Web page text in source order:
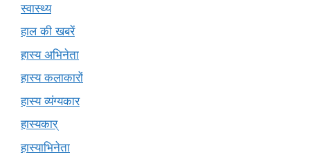
स्वास्थ्य
हाल की खबरें
हास्य अभिनेता
हास्य कलाकारों
हास्य व्यंग्यकार
हास्यकार्
हास्याभिनेता